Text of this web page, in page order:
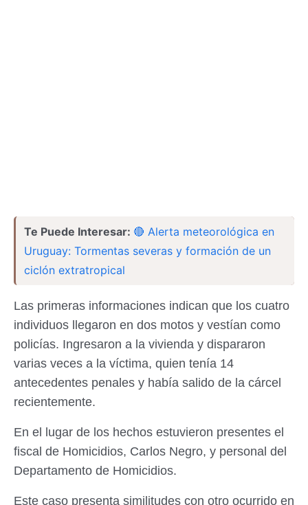
Te Puede Interesar: 🔴 Alerta meteorológica en
Uruguay: Tormentas severas y formación de un
ciclón extratropical
Las primeras informaciones indican que los cuatro
individuos llegaron en dos motos y vestían como
policías. Ingresaron a la vivienda y dispararon
varias veces a la víctima, quien tenía 14
antecedentes penales y había salido de la cárcel
recientemente.
En el lugar de los hechos estuvieron presentes el
fiscal de Homicidios, Carlos Negro, y personal del
Departamento de Homicidios.
Este caso presenta similitudes con otro ocurrido en